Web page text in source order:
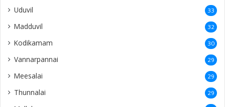
Uduvil 33
Madduvil 32
Kodikamam 30
Vannarpannai 29
Meesalai 29
Thunnalai 29